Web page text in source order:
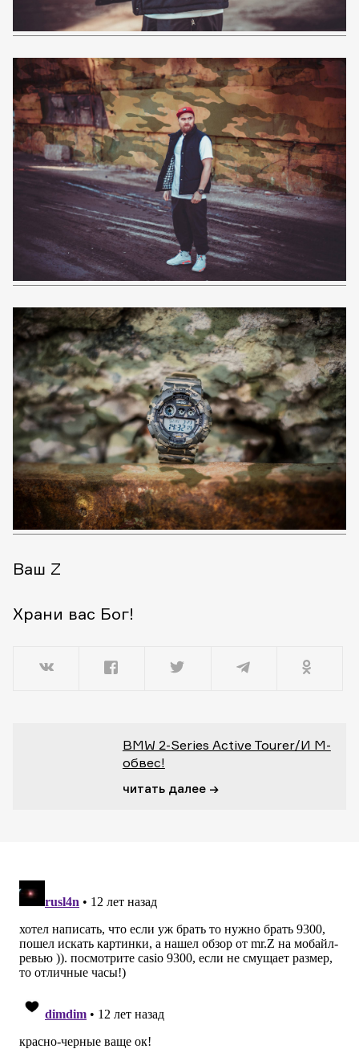
Ваш Z
Храни вас Бог!
BMW 2-Series Active Tourer/И M-
обвес!
читать далее →